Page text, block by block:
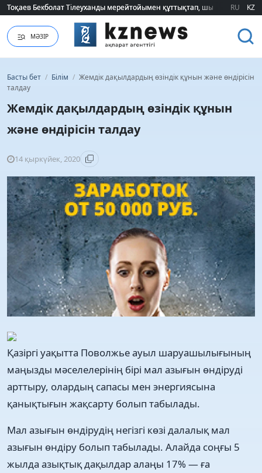
Тоқаев Бекболат Тілеуханды мерейтойымен құттықтап, шығармашылық
Тоқаев Бекболат Тілеуханды мерейтойымен құттықтап, шығармашылық
RU KZ
МӘЗІР
Басты бет / Білім / Жемдік дақылдардың өзіндік құнын және өндірісін
талдау
Жемдік дақылдардың өзіндік құнын
және өндірісін талдау
14 қыркүйек, 2020
Қазіргі уақытта Поволжье ауыл шаруашылығының
маңызды мәселелерінің бірі мал азығын өндіруді
арттыру, олардың сапасы мен энергиясына
қанықтығын жақсарту болып табылады.
Мал азығын өндірудің негізгі көзі далалық мал
азығын өндіру болып табылады. Алайда соңғы 5
жылда азықтық дақылдар алаңы 17% — ға